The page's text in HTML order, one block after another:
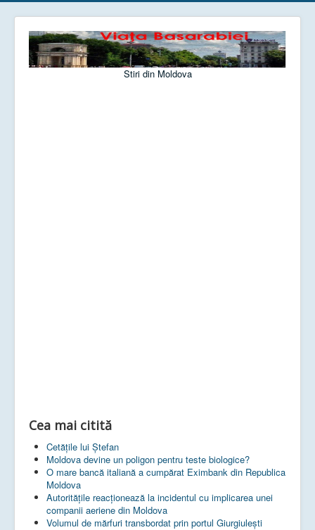
Stiri din Moldova
Cea mai citită
Cetățile lui Ștefan
Moldova devine un poligon pentru teste biologice?
O mare bancă italiană a cumpărat Eximbank din Republica
Moldova
Autoritățile reacționează la incidentul cu implicarea unei
companii aeriene din Moldova
Volumul de mărfuri transbordat prin portul Giurgiulești